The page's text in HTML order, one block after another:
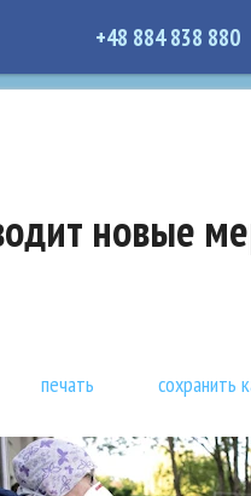
+48 884 838 880
новые
печать сохранить